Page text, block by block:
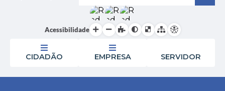
Acessibilidade
CIDADÃO EMPRESA SERVIDOR